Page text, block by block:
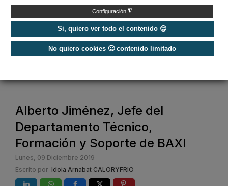
Configuración ◮
Si, quiero ver todo el contenido 😊
No quiero cookies 🙁 contenido limitado
del Amperio (Episodio 3)
Noticias / Actualidad
/
Alberto Jiménez, Jefe del
Departamento Técnico,
Formación y Soporte de BAXI
Lunes, 09 Diciembre 2019
Escrito por Idoia Arnabat CALORYFRIO